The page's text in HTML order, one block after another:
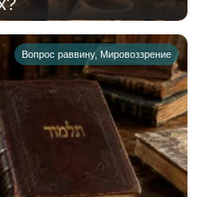
Вопрос раввину, Мировоззрение